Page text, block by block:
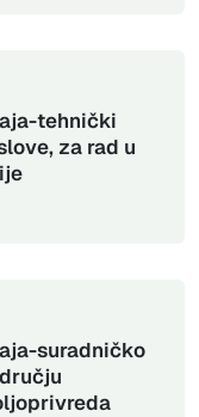
tehnički
za rad u
suradničko